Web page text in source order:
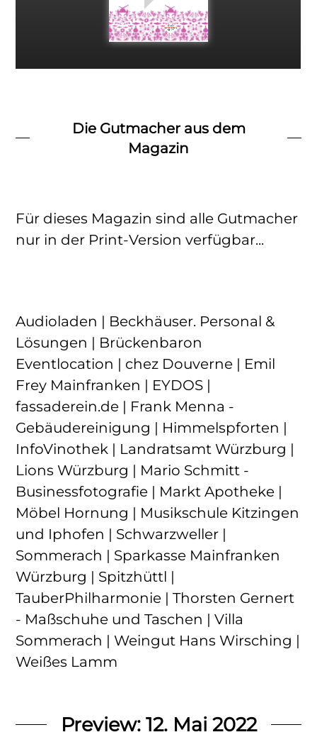
Die Gutmacher aus dem
Magazin
Für dieses Magazin sind alle Gutmacher
nur in der Print-Version verfügbar...
Audioladen | Beckhäuser. Personal &
Lösungen | Brückenbaron
Eventlocation | chez Douverne | Emil
Frey Mainfranken | EYDOS |
fassaderein.de | Frank Menna -
Gebäudereinigung | Himmelspforten |
InfoVinothek | Landratsamt Würzburg |
Lions Würzburg | Mario Schmitt -
Businessfotografie | Markt Apotheke |
Möbel Hornung | Musikschule Kitzingen
und Iphofen | Schwarzweller |
Sommerach | Sparkasse Mainfranken
Würzburg | Spitzhüttl |
TauberPhilharmonie | Thorsten Gernert
- Maßschuhe und Taschen | Villa
Sommerach | Weingut Hans Wirsching |
Weißes Lamm
Preview: 12. Mai 2022